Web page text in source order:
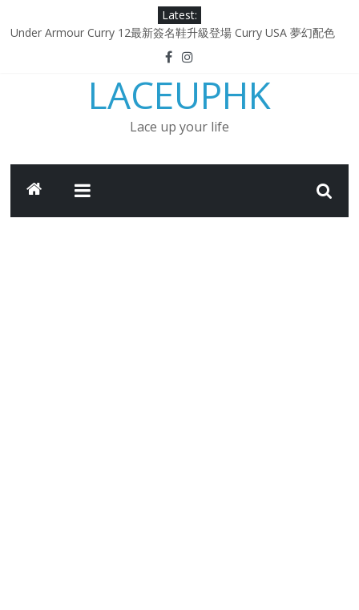
to
Latest:
Under Armour Curry 12最新簽名鞋升級登場 Curry USA 夢幻配色
延續奧運男籃熱話 同場加映．足踏Curry宇宙．別注版Curry Tour 中
Under Armour Curry 11及 Curry 4 Retro「Championship
Mindset」 保持爭勝之心 爭標路上永不止步
由 Black Excellence 重新定義藝術時代單色調的影響力 New
Balance x Joe Freshgoods MADE in USA 990v4
小林節正監修 ‧ 融合「傳統與創新」 全新 WAVE PROPHECY MOC
LACEUPHK
Lace up your life